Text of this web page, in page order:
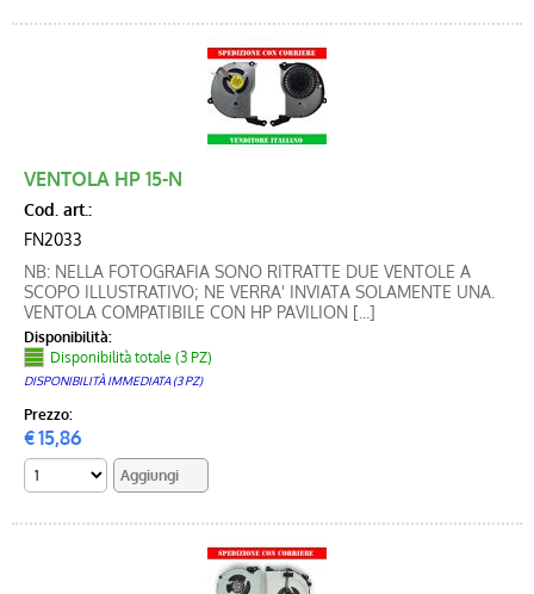
VENTOLA HP 15-N
Cod. art.:
FN2033
NB: NELLA FOTOGRAFIA SONO RITRATTE DUE VENTOLE A
SCOPO ILLUSTRATIVO; NE VERRA' INVIATA SOLAMENTE UNA.
VENTOLA COMPATIBILE CON HP PAVILION [...]
Disponibilità:
Disponibilità totale (3 PZ)
DISPONIBILITÀ IMMEDIATA (3 PZ)
Prezzo:
€15,86